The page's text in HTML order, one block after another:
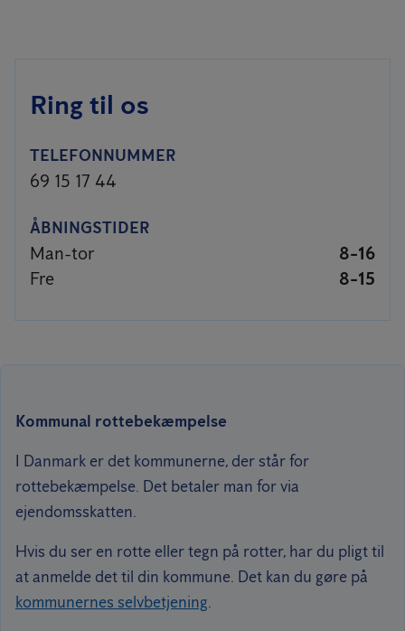
Ring til os
TELEFONNUMMER
69 15 17 44
ÅBNINGSTIDER
Man-tor
8-16
Fre
8-15
Kommunal rottebekæmpelse
I Danmark er det kommunerne, der står for
rottebekæmpelse. Det betaler man for via
ejendomsskatten.
Hvis du ser en rotte eller tegn på rotter, har du pligt til
at anmelde det til din kommune. Det kan du gøre på
kommunernes selvbetjening.